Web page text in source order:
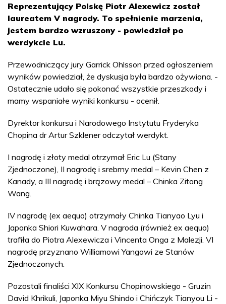
Reprezentujący Polskę Piotr Alexewicz został
laureatem V nagrody. To spełnienie marzenia,
jestem bardzo wzruszony - powiedział po
werdykcie Lu.
Przewodniczący jury Garrick Ohlsson przed ogłoszeniem
wyników powiedział, że dyskusja była bardzo ożywiona. -
Ostatecznie udało się pokonać wszystkie przeszkody i
mamy wspaniałe wyniki konkursu - ocenił.
Dyrektor konkursu i Narodowego Instytutu Fryderyka
Chopina dr Artur Szklener odczytał werdykt.
I nagrodę i złoty medal otrzymał Eric Lu (Stany
Zjednoczone), II nagrodę i srebrny medal – Kevin Chen z
Kanady, a III nagrodę i brązowy medal – Chinka Zitong
Wang.
IV nagrodę (ex aequo) otrzymały Chinka Tianyao Lyu i
Japonka Shiori Kuwahara. V nagroda (również ex aequo)
trafiła do Piotra Alexewicza i Vincenta Onga z Malezji. VI
nagrodę przyznano Williamowi Yangowi ze Stanów
Zjednoczonych.
Pozostali finaliści XIX Konkursu Chopinowskiego - Gruzin
David Khrikuli, Japonka Miyu Shindo i Chińczyk Tianyou Li -